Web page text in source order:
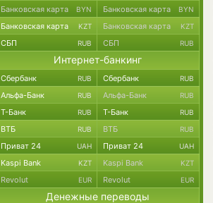
Банковская карта BYN Банковская карта BYN
Банковская карта KZT Банковская карта KZT
СБП RUB СБП RUB
Интернет-банкинг
Сбербанк RUB Сбербанк RUB
Альфа-Банк RUB Альфа-Банк RUB
Т-Банк RUB Т-Банк RUB
ВТБ RUB ВТБ RUB
Приват 24 UAH Приват 24 UAH
Kaspi Bank KZT Kaspi Bank KZT
Revolut EUR Revolut EUR
Денежные переводы